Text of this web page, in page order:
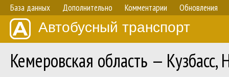
База данных Дополнительно Комментарии Обновления
Автобусный транспорт
Кемеровская область —